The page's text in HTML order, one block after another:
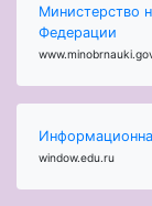
Министерство
Федерации
window.edu.ru